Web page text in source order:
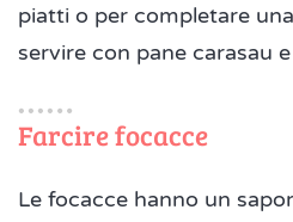
piatti o per completare
servire con pane carasau
Farcire focacce
Le focacce hanno un